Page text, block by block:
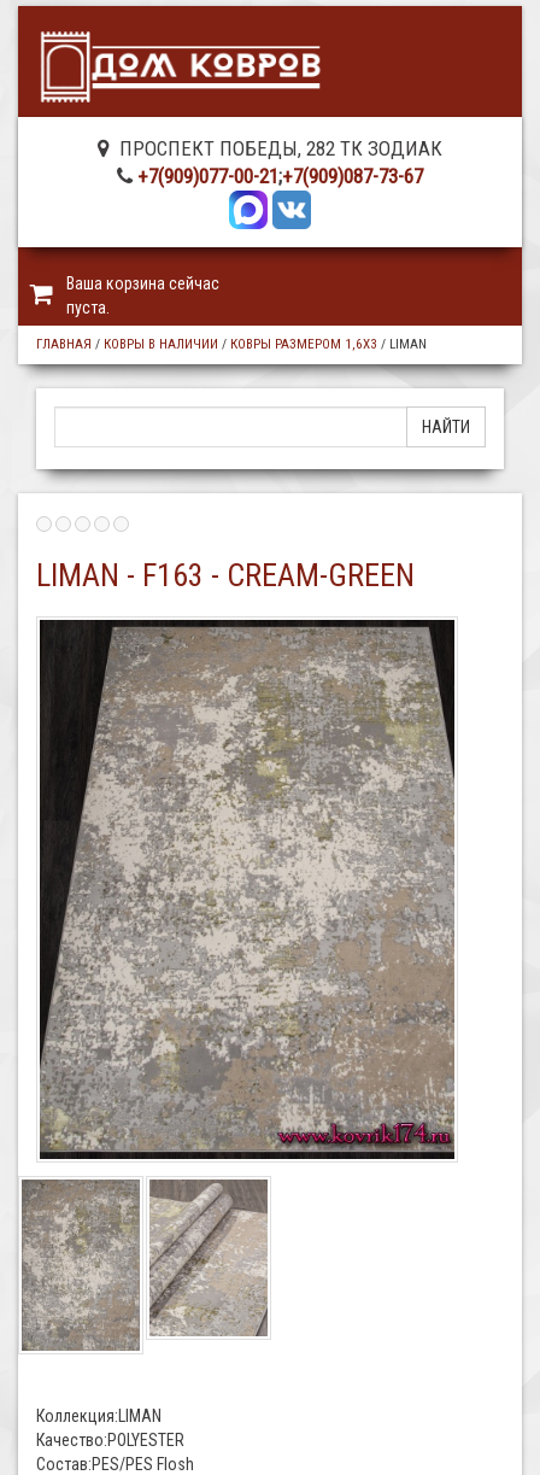
ПРОСПЕКТ ПОБЕДЫ, 282 ТК ЗОДИАК
+7(909)077-00-21;+7(909)087-73-67
Ваша корзина сейчас
пуста.
ГЛАВНАЯ / КОВРЫ В НАЛИЧИИ / КОВРЫ РАЗМЕРОМ 1,6Х3 / LIMAN
LIMAN - F163 - CREAM-GREEN
Коллекция:LIMAN
Качество:POLYESTER
Состав:PES/PES Flosh